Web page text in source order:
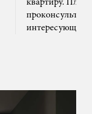
квартиру. Плюс
интересующим